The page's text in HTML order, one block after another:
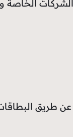
الخاصة
طريق البطاقات